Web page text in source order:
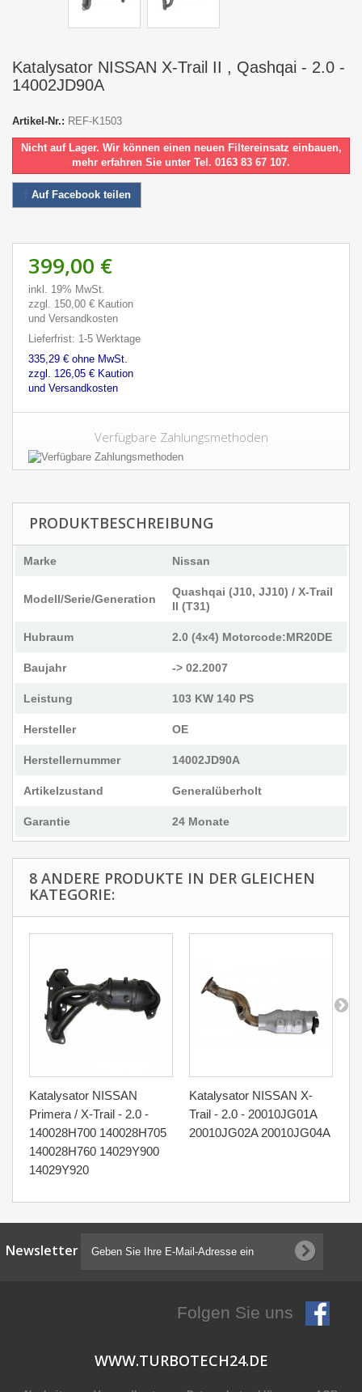
Katalysator NISSAN X-Trail II , Qashqai - 2.0 -
14002JD90A
Artikel-Nr.: REF-K1503
Nicht auf Lager. Wir können einen neuen Filtereinsatz einbauen,
mehr erfahren Sie unter Tel. 0163 83 67 107.
Auf Facebook teilen
399,00 €
inkl. 19% MwSt.
zzgl. 150,00 € Kaution
und Versandkosten
Lieferfrist: 1-5 Werktage
335,29 € ohne MwSt.
zzgl. 126,05 € Kaution
und Versandkosten
Verfügbare Zahlungsmethoden
PRODUKTBESCHREIBUNG
Marke Nissan
Modell/Serie/Generation
Quashqai (J10, JJ10) / X-Trail
II (T31)
Hubraum 2.0 (4x4) Motorcode:MR20DE
Baujahr -> 02.2007
Leistung 103 KW 140 PS
Hersteller OE
Herstellernummer 14002JD90A
Artikelzustand Generalüberholt
Garantie 24 Monate
8 ANDERE PRODUKTE IN DER GLEICHEN
KATEGORIE:
Katalysator NISSAN
Primera / X-Trail - 2.0 -
140028H700 140028H705
140028H760 14029Y900
14029Y920
Katalysator NISSAN X-
Trail - 2.0 - 20010JG01A
20010JG02A 20010JG04A
Newsletter
Folgen Sie uns
WWW.TURBOTECH24.DE